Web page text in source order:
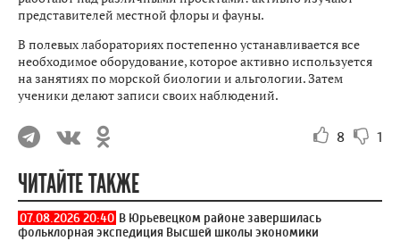
представителей местной флоры и фауны.
В полевых лабораториях постепенно устанавливается все
необходимое оборудование, которое активно используется
на занятиях по морской биологии и альгологии. Затем
ученики делают записи своих наблюдений.
8 1
ЧИТАЙТЕ ТАКЖЕ
07.08.2026 20:40 В Юрьевецком районе завершилась
фольклорная экспедиция Высшей школы экономики